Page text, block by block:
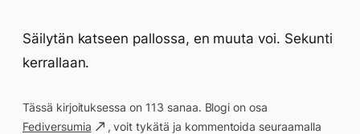
Säilytän katseen pallossa, en muuta voi. Sekunti
kerrallaan.
Tässä kirjoituksessa on 113 sanaa. Blogi on osa
Fediversumia
, voit tykätä ja kommentoida seuraamalla